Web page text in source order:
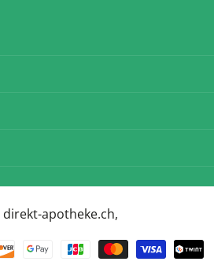
direkt-apotheke.ch,